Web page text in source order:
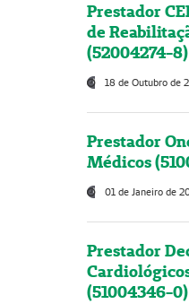
Prestador
de
(52004274-8)
18 de Outubro de
Prestador
Médicos
01 de Janeiro de
Prestador
(51004346-0)